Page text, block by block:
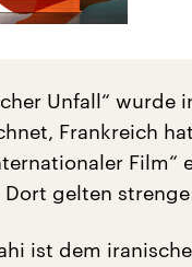
Unfall“ wurde
Frankreich
Dort gelten
ist dem